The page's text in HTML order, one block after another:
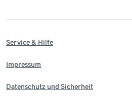
Service & Hilfe
Impressum
Datenschutz und Sicherheit